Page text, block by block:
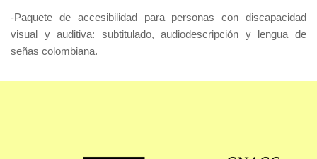
-Paquete de accesibilidad para personas con discapacidad
visual y auditiva: subtitulado, audiodescripción y lengua de
señas colombiana.